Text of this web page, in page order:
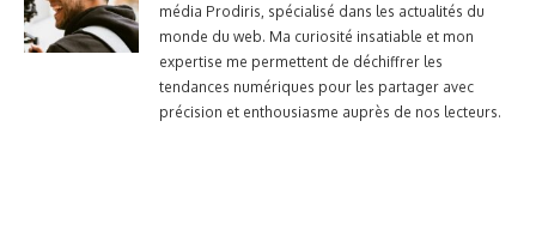
média Prodiris, spécialisé dans les actualités du
monde du web. Ma curiosité insatiable et mon
expertise me permettent de déchiffrer les
tendances numériques pour les partager avec
précision et enthousiasme auprès de nos lecteurs.